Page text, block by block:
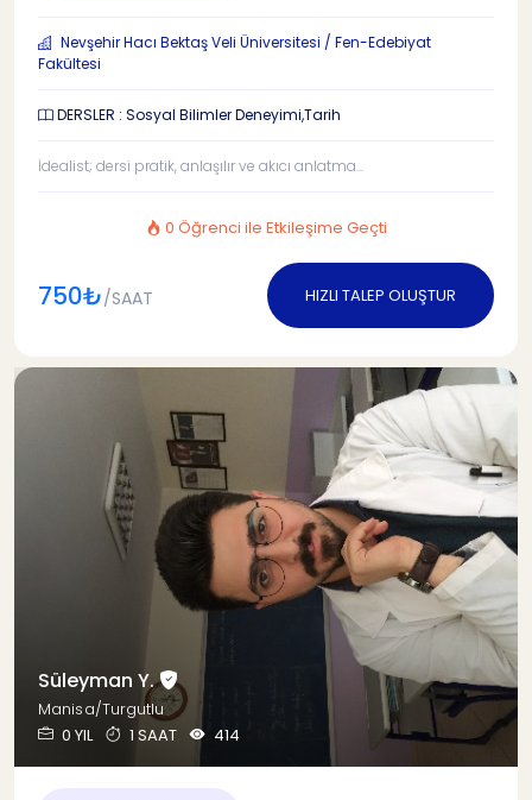
Nevşehir Hacı Bektaş Veli Üniversitesi / Fen-Edebiyat
Fakültesi
DERSLER : Sosyal Bilimler Deneyimi,Tarih
İdealist; dersi pratik, anlaşılır ve akıcı anlatma...
0 Öğrenci ile Etkileşime Geçti
750₺/SAAT HIZLI TALEP OLUŞTUR
Süleyman Y.
Manisa/Turgutlu
0 YIL
1 SAAT 414